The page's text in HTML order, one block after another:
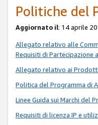
Politiche del
Aggiornato il: 14 aprile
Allegato relativo alle
Requisiti di Partecipazione
Allegato relativo ai
Politica del Programma di
Linee Guida sui Marchi del
Requisiti di licenza IP e